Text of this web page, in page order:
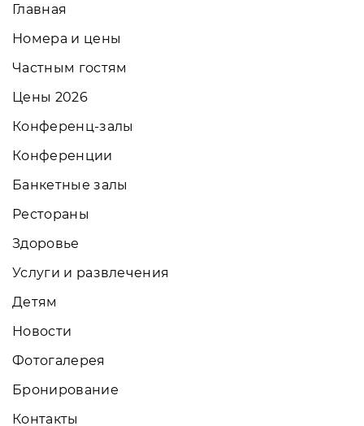
Главная
Номера и цены
Частным гостям
Цены 2026
Конференц-залы
Конференции
Банкетные залы
Рестораны
Здоровье
Услуги и развлечения
Детям
Новости
Фотогалерея
Бронирование
Контакты